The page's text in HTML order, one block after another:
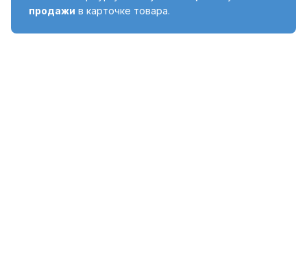
продажи в карточке товара.